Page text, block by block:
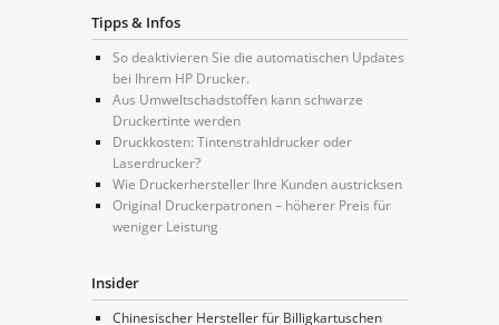
Tipps & Infos
So deaktivieren Sie die automatischen Updates
bei Ihrem HP Drucker.
Aus Umweltschadstoffen kann schwarze
Druckertinte werden
Druckkosten: Tintenstrahldrucker oder
Laserdrucker?
Wie Druckerhersteller Ihre Kunden austricksen
Original Druckerpatronen – höherer Preis für
weniger Leistung
Insider
Chinesischer Hersteller für Billigkartuschen